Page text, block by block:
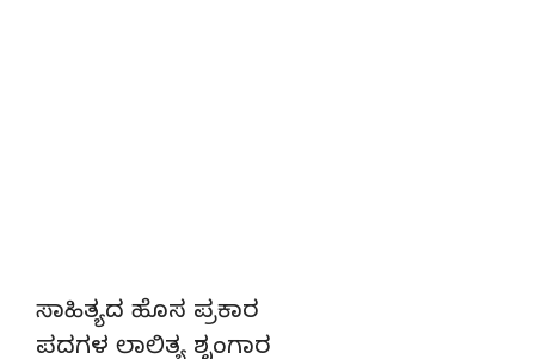
ಸಾಹಿತ್ಯದ ಹೊಸ ಪ್ರಕಾರ
ಪದಗಳ ಲಾಲಿತ್ಯ ಶೃಂಗಾರ